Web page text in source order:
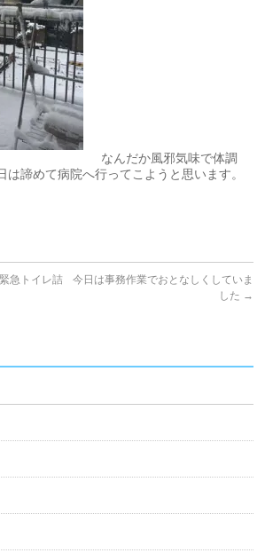
なんだか風邪気味で体調
は諦めて病院へ行ってこようと思います。
急トイレ詰
今日は事務作業でおとなしくしていま
した →